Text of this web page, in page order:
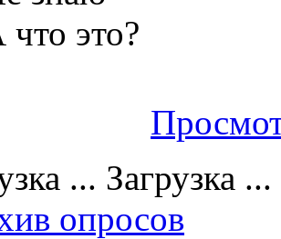
что это?
Загрузка ...
опросов